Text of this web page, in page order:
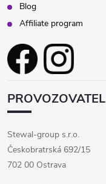
Blog
Affiliate program
PROVOZOVATEL
Stewal-group s.r.o.
Českobratrská 692/15
702 00 Ostrava